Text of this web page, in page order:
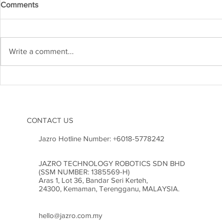
Comments
Write a comment...
CONTACT US
Jazro Hotline Number: +6018-5778242
JAZRO TECHNOLOGY ROBOTICS SDN BHD
(SSM NUMBER: 1385569-H)
Aras 1, Lot 36, Bandar Seri Kerteh,
24300, Kemaman, Terengganu, MALAYSIA.
hello@jazro.com.my